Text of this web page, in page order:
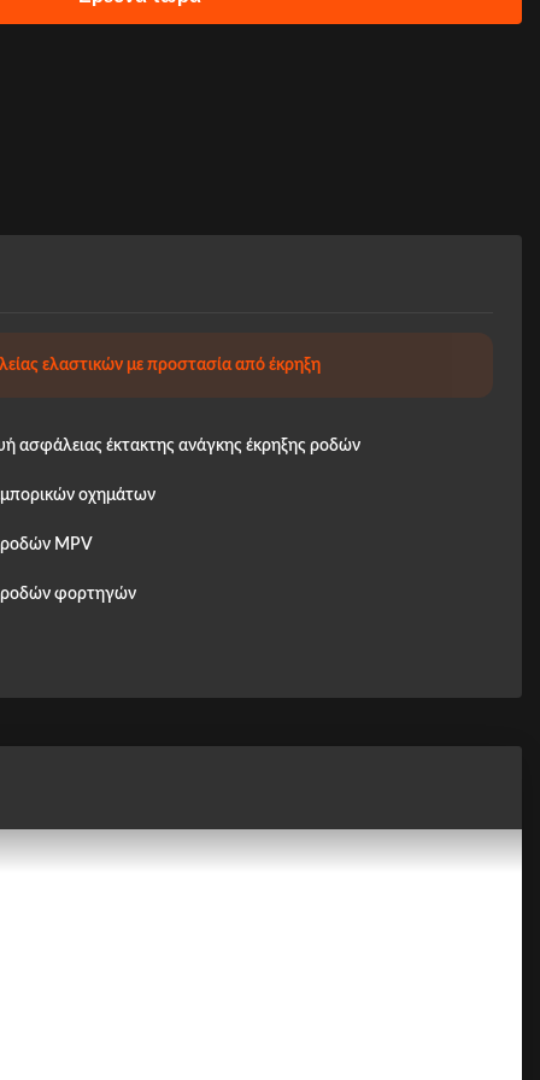
ελαστικών με προστασία από έκρηξη
ασφάλειας έκτακτης ανάγκης έκρηξης ροδών
οχημάτων
ροδών MPV
ροδών φορτηγών